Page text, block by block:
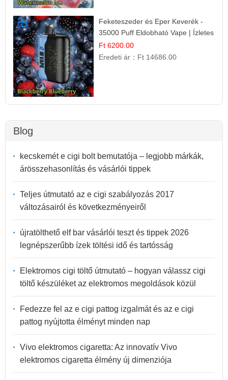
Feketeszeder és Eper Keverék -
35000 Puff Eldobható Vape | Ízletes
Gyümölcsökombináció!
Ft 6200.00
Eredeti ár： Ft 14686.00
Blog
kecskemét e cigi bolt bemutatója – legjobb márkák,
árösszehasonlítás és vásárlói tippek
Teljes útmutató az e cigi szabályozás 2017
változásairól és következményeiről
újratölthető elf bar vásárlói teszt és tippek 2026
legnépszerűbb ízek töltési idő és tartósság
Elektromos cigi töltő útmutató – hogyan válassz cigi
töltő készüléket az elektromos megoldások közül
Fedezze fel az e cigi pattog izgalmát és az e cigi
pattog nyújtotta élményt minden nap
Vivo elektromos cigaretta: Az innovatív Vivo
elektromos cigaretta élmény új dimenziója